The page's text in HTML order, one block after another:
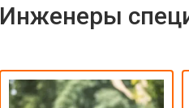
Инженеры